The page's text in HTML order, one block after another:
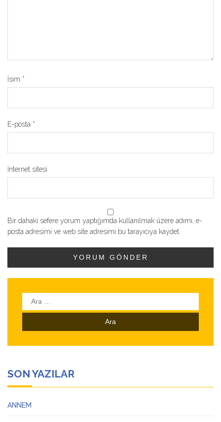
İsim *
E-posta *
İnternet sitesi
Bir dahaki sefere yorum yaptığımda kullanılmak üzere adımı, e-
posta adresimi ve web site adresimi bu tarayıcıya kaydet.
Arama:
SON YAZILAR
ANNEM